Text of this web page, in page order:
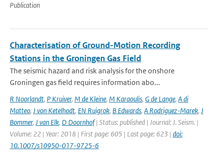
Publication
Characterisation of Ground-Motion Recording
Stations in the Groningen Gas Field
The seismic hazard and risk analysis for the onshore
Groningen gas field requires information abo...
R Noorlandt, P Kruiver, M de Kleine, M Karaoulis, G de Lange, A di
Matteo, J von Ketelhodt, EN Ruigrok, B Edwards, A Rodriguez-Marek, J
Bommer, J van Elk, D Doornhof| Status: published | Journal: J. Seism. |
Volume: 22 | Year: 2018 | First page: 605 | Last page: 623 | doi:
10.1007/s10950-017-9725-6